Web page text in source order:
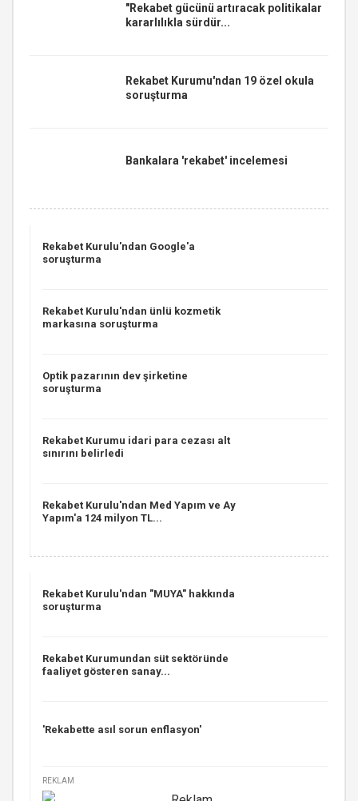
"Rekabet gücünü artıracak politikalar
kararlılıkla sürdür...
Rekabet Kurumu'ndan 19 özel okula
soruşturma
Bankalara 'rekabet' incelemesi
Rekabet Kurulu'ndan Google'a
soruşturma
Rekabet Kurulu'ndan ünlü kozmetik
markasına soruşturma
Optik pazarının dev şirketine
soruşturma
Rekabet Kurumu idari para cezası alt
sınırını belirledi
Rekabet Kurulu'ndan Med Yapım ve Ay
Yapım'a 124 milyon TL...
Rekabet Kurulu'ndan "MUYA" hakkında
soruşturma
Rekabet Kurumundan süt sektöründe
faaliyet gösteren sanay...
'Rekabette asıl sorun enflasyon'
REKLAM